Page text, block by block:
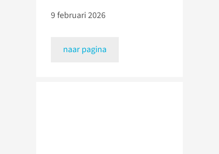
9 februari 2026
naar pagina